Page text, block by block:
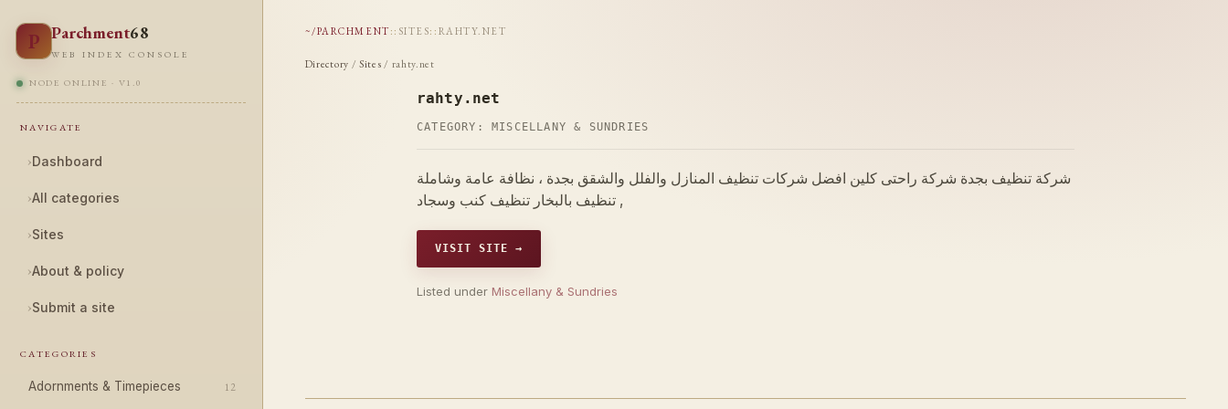
P Parchment68
WEB INDEX CONSOLE
NODE ONLINE · V1.0
NAVIGATE
›Dashboard
›All categories
›Sites
›About & policy
›Submit a site
CATEGORIES
Adornments & Timepieces 12
~/PARCHMENT :: SITES:: RAHTY.NET
Directory / Sites / rahty.net
rahty.net
CATEGORY: MISCELLANY & SUNDRIES
شركة تنظيف بجدة شركة راحتى كلين افضل شركات تنظيف المنازل والفلل والشقق بجدة ، نظافة عامة وشاملة
, تنظيف بالبخار تنظيف كنب وسجاد
VISIT SITE →
Listed under Miscellany & Sundries